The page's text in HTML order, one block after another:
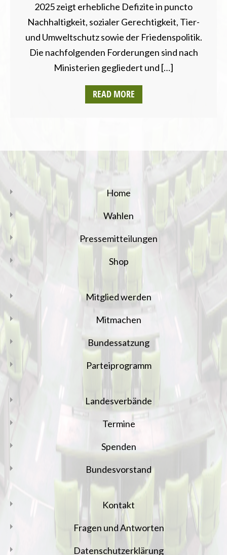
2025 zeigt erhebliche Defizite in puncto
Nachhaltigkeit, sozialer Gerechtigkeit, Tier-
und Umweltschutz sowie der Friedenspolitik.
Die nachfolgenden Forderungen sind nach
Ministerien gegliedert und […]
READ MORE
Home
Wahlen
Pressemitteilungen
Shop
Mitglied werden
Mitmachen
Bundessatzung
Parteiprogramm
Landesverbände
Termine
Spenden
Bundesvorstand
Kontakt
Fragen und Antworten
Datenschutzerklärung